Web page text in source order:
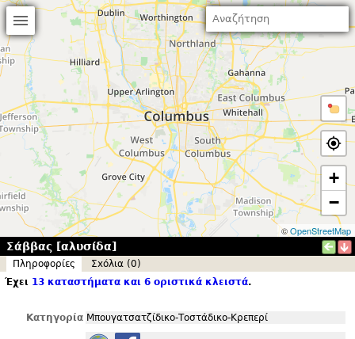
+
−
©OpenStreetMap
Σάββας [αλυσίδα]
Πληροφορίες
Σxόλια (0)
Έχει 13 καταστήματα και 6 οριστικά κλειστά.
Κατηγορία Μπουγατσατζίδικο-Τοστάδικο-Κρεπερί